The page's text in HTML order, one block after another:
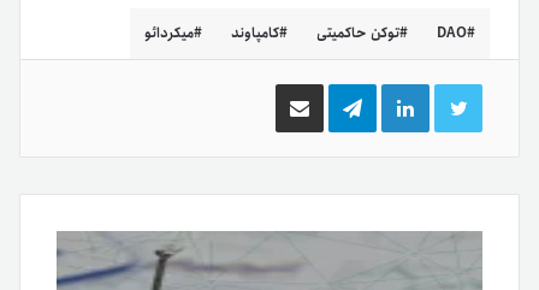
DAO توکن حاکمیتی کامپاوند میکردائو
توییتر لینکدینتلگرام اشتراک
گذاری
ایمیل